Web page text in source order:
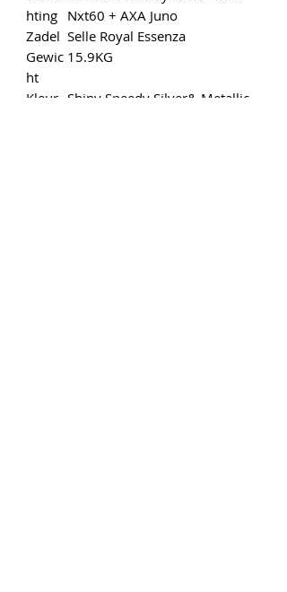
hting Nxt60 + AXA Juno
Zadel Selle Royal Essenza
Gewic
ht
15.9KG
Kleur Shiny Speedy Silver& Metallic